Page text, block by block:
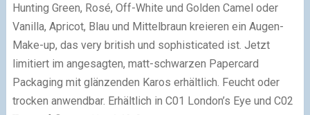
Hunting Green, Rosé, Off-White und Golden Camel oder
Vanilla, Apricot, Blau und Mittelbraun kreieren ein Augen-
Make-up, das very british und sophisticated ist. Jetzt
limitiert im angesagten, matt-schwarzen Papercard
Packaging mit glänzenden Karos erhältlich. Feucht oder
trocken anwendbar. Erhältlich in C01 London’s Eye und C02